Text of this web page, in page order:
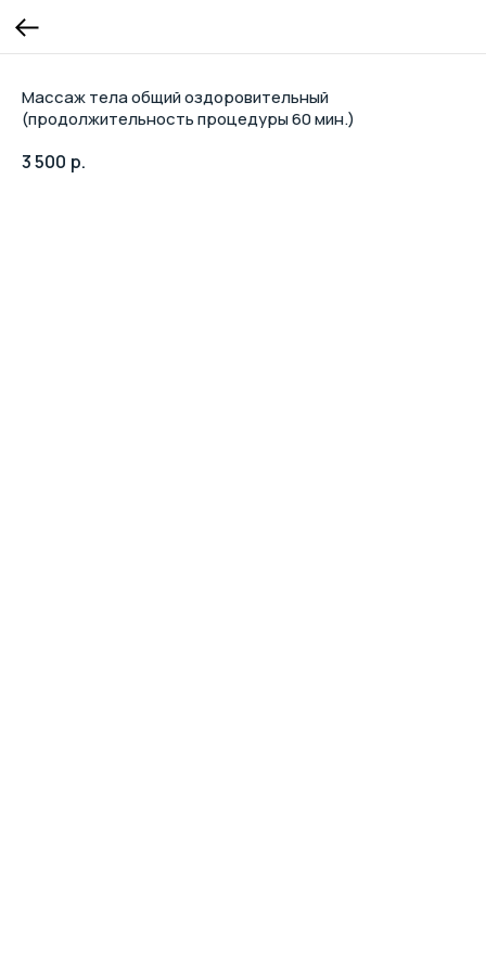
Массаж тела общий оздоровительный
(продолжительность процедуры 60 мин.)
3 500 р.